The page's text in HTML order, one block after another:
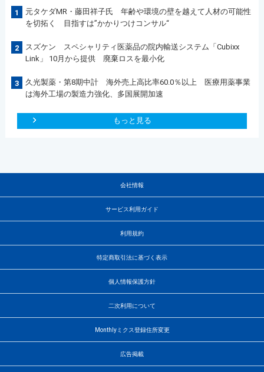
1
元タケダMR・藤田祥子氏 年齢や環境の壁を越えて人材の可能性
を切拓く 目指すは”かかりつけコンサル“
2
スズケン スペシャリティ医薬品の院内輸送システム「Cubixx
Link」 10月から提供 廃棄ロスを最小化
3
久光製薬・第8期中計 海外売上高比率60.0％以上 医療用薬事業
は海外工場の製造力強化、多国展開加速
もっと見る
会社情報
サービス利用ガイド
利用規約
特定商取引法に基づく表示
個人情報保護方針
二次利用について
Monthlyミクス登録住所変更
広告掲載